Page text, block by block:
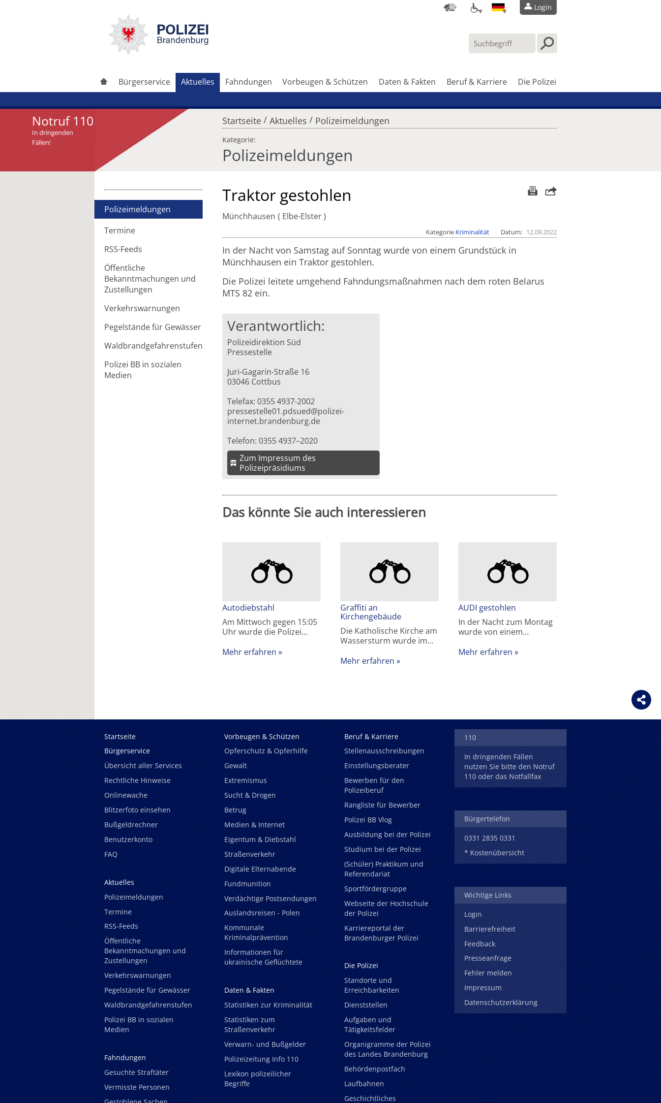
Login
Bürgerservice Aktuelles Fahndungen Vorbeugen & Schützen Daten & Fakten Beruf & Karriere Die Polizei
Notruf 110
In dringenden
Fällen!
Startseite / Aktuelles / Polizeimeldungen
Kategorie:
Polizeimeldungen
Polizeimeldungen
Termine
RSS-Feeds
Öffentliche
Bekanntmachungen und
Zustellungen
Verkehrswarnungen
Pegelstände für Gewässer
Waldbrandgefahrenstufen
Polizei BB in sozialen
Medien
Artikel weiterleiten Traktor gestohlen
Münchhausen Elbe-Elster
Kategorie Kriminalität Datum 12.09.2022
In der Nacht von Samstag auf Sonntag wurde von einem Grundstück in
Münchhausen ein Traktor gestohlen.
Die Polizei leitete umgehend Fahndungsmaßnahmen nach dem roten Belarus
MTS 82 ein.
Verantwortlich:
Polizeidirektion Süd
Pressestelle
Juri-Gagarin-Straße 16
03046 Cottbus
Telefax: 0355 4937-2002
pressestelle01.pdsued@polizei-
internet.brandenburg.de
Telefon: 0355 4937–2020
Zum Impressum des
Polizeipräsidiums
Das könnte Sie auch interessieren
Autodiebstahl
Am Mittwoch gegen 15:05
Uhr wurde die Polizei…
Mehr erfahren
Graffiti an
Kirchengebäude
Die Katholische Kirche am
Wassersturm wurde im…
Mehr erfahren
AUDI gestohlen
In der Nacht zum Montag
wurde von einem…
Mehr erfahren
Startseite
Bürgerservice
Übersicht aller Services
Rechtliche Hinweise
Onlinewache
Blitzerfoto einsehen
Bußgeldrechner
Benutzerkonto
FAQ
Aktuelles
Polizeimeldungen
Termine
RSS-Feeds
Öffentliche
Bekanntmachungen und
Zustellungen
Verkehrswarnungen
Pegelstände für Gewässer
Waldbrandgefahrenstufen
Polizei BB in sozialen
Medien
Fahndungen
Gesuchte Straftäter
Vermisste Personen
Vorbeugen & Schützen
Opferschutz & Opferhilfe
Gewalt
Extremismus
Sucht & Drogen
Betrug
Medien & Internet
Eigentum & Diebstahl
Straßenverkehr
Digitale Elternabende
Fundmunition
Verdächtige Postsendungen
Auslandsreisen - Polen
Kommunale
Kriminalprävention
Informationen für
ukrainische Geflüchtete
Daten & Fakten
Statistiken zur Kriminalität
Statistiken zum
Straßenverkehr
Verwarn- und Bußgelder
Polizeizeitung Info 110
Lexikon polizeilicher
Begriffe
Beruf & Karriere
Stellenausschreibungen
Einstellungsberater
Bewerben für den
Polizeiberuf
Rangliste für Bewerber
Polizei BB Vlog
Ausbildung bei der Polizei
Studium bei der Polizei
(Schüler) Praktikum und
Referendariat
Sportfördergruppe
Webseite der Hochschule
der Polizei
Karriereportal der
Brandenburger Polizei
Die Polizei
Standorte und
Erreichbarkeiten
Dienststellen
Aufgaben und
Tätigkeitsfelder
Organigramme der Polizei
des Landes Brandenburg
Behördenpostfach
Laufbahnen
Geschichtliches
110
In dringenden Fällen
nutzen Sie bitte den Notruf
110 oder das Notfallfax
Bürgertelefon
0331 2835 0331
* Kostenübersicht
Wichtige Links
Login
Barrierefreiheit
Feedback
Presseanfrage
Fehler melden
Impressum
Datenschutzerklärung